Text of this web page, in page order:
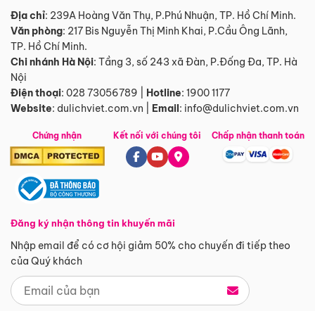
Địa chỉ: 239A Hoàng Văn Thụ, P.Phú Nhuận, TP. Hồ Chí Minh.
Văn phòng: 217 Bis Nguyễn Thị Minh Khai, P.Cầu Ông Lãnh,
TP. Hồ Chí Minh.
Chi nhánh Hà Nội: Tầng 3, số 243 xã Đàn, P.Đống Đa, TP. Hà
Nội
Điện thoại: 028 73056789 Hotline: 1900 1177
Website: dulichviet.com.vn Email: info@dulichviet.com.vn
Chứng nhận
Đăng ký nhận thông tin khuyến mãi
Nhập email để có cơ hội giảm 50% cho chuyến đi tiếp theo
của Quý khách
Kết nối với chúng tôi Chấp nhận thanh toán